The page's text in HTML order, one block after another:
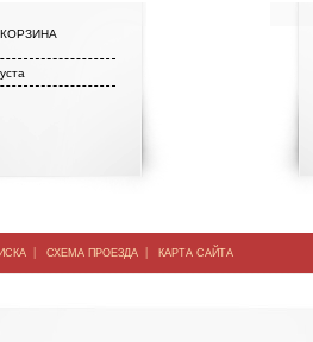
КОРЗИНА
| СХЕМА ПРОЕЗДА | КАРТА САЙТА